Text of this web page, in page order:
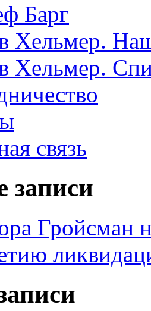
Барг
Хельмер.
Хельмер.
связь
Гройсман